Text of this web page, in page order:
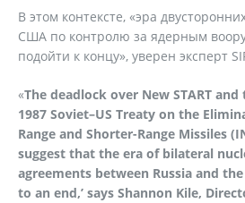
В этом контексте, «эра
США по контролю за ядерным
подойти к концу», уверен эксперт
«The deadlock over New START
1987 Soviet–US Treaty on the
Range and Shorter-­Range Missiles
suggest that the era of bilateral
agreements between Russia and
to an end,’ says Shannon Kile,